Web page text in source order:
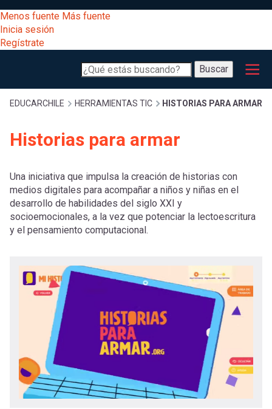
al
contenido
principal
[Educarchile
Escritorio]
Menú
entrar
a
mi
cuenta
Menos fuente Más fuente
Inicia sesión
Regístrate
Buscar
Buscar
Menú
principal
Desarrollo
Expand
Gestión
Expand
Expand
Exploración
Expand
[Educarchile
Mobile]
Menú
entrar
Inicia
Sobrescribir
enlaces
de
ayuda
a
la
navegación
EDUCARCHILE HERRAMIENTAS TIC HISTORIAS PARA ARMAR
Historias para armar
Una iniciativa que impulsa la creación de historias con
medios digitales para acompañar a niños y niñas en el
desarrollo de habilidades del siglo XXI y
socioemocionales, a la vez que potenciar la lectoescritura
y el pensamiento computacional.
registrarte.
Inicia sesión.